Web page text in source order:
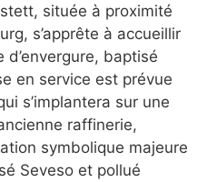
située à proximité
s’apprête à accueillir
baptisé
en service est prévue
s’implantera sur une
raffinerie,
symbolique majeure
Seveso et pollué